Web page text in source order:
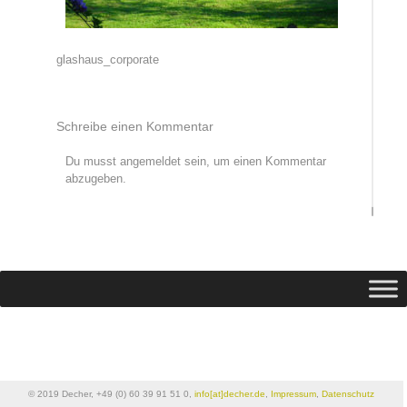
Beitragsnavigation
glashaus_corporate
Schreibe einen Kommentar
Du musst angemeldet sein, um einen Kommentar
abzugeben.
© 2019 Decher, +49 (0) 60 39 91 51 0,info[at]decher.de Impressum ,Datenschutz